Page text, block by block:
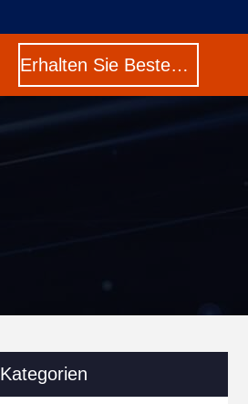
Erhalten Sie Besten Preis
Kategorien